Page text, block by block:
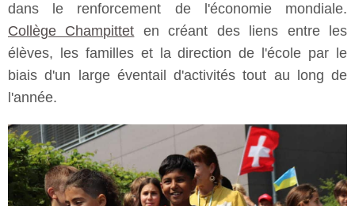
dans le renforcement de l'économie mondiale.
Collège Champittet en créant des liens entre les
élèves, les familles et la direction de l'école par le
biais d'un large éventail d'activités tout au long de
l'année.